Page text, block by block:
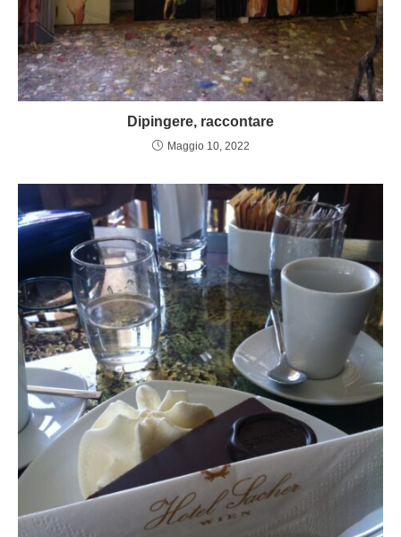
Dipingere, raccontare
Maggio 10, 2022